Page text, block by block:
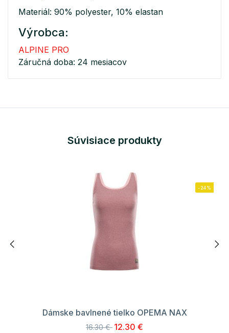
Materiál: 90% polyester, 10% elastan
Výrobca:
ALPINE PRO
Záručná doba: 24 mesiacov
Súvisiace produkty
-24%
Dámske bavlnené tielko OPEMA NAX
16.30 € 12.30 €